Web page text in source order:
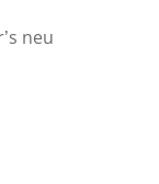
neu